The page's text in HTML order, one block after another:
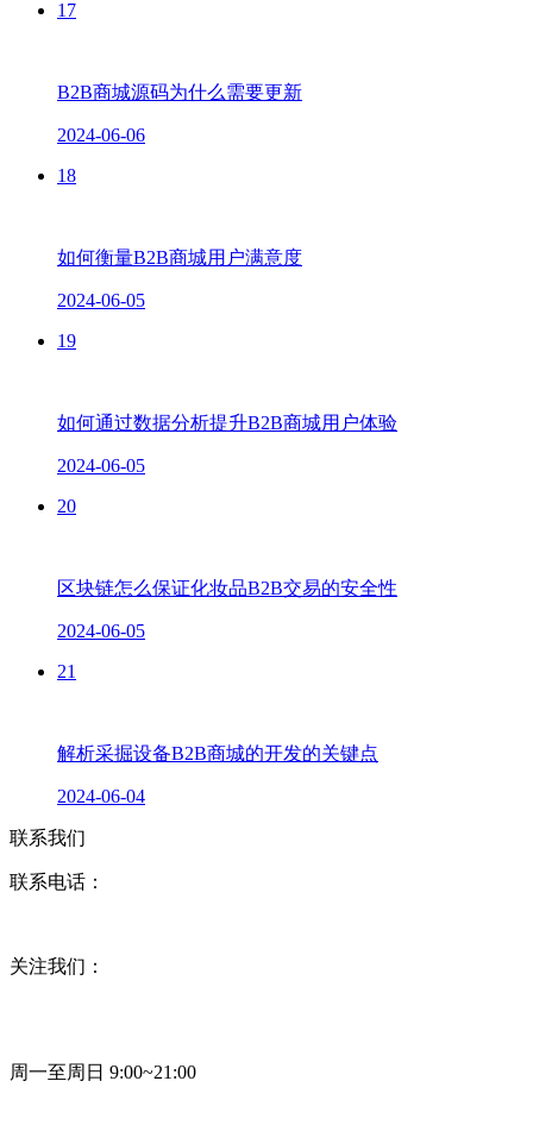
17
B2B商城源码为什么需要更新
2024-06-06
18
如何衡量B2B商城用户满意度
2024-06-05
19
如何通过数据分析提升B2B商城用户体验
2024-06-05
20
区块链怎么保证化妆品B2B交易的安全性
2024-06-05
21
解析采掘设备B2B商城的开发的关键点
2024-06-04
联系我们
联系电话：
关注我们：
周一至周日 9:00~21:00